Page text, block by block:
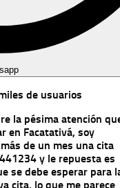
de usuarios
la pésima atención
en Facatativá, soy
de un mes una cita
y le repuesta es
se debe esperar para
cita, lo que me parece